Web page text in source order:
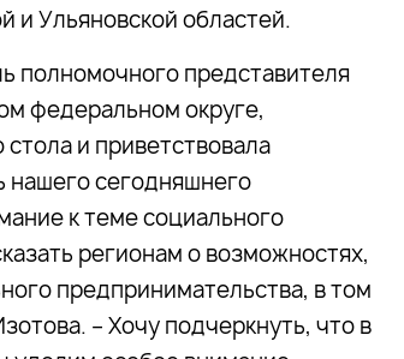
и Ульяновской областей.
полномочного представителя
федеральном округе,
и приветствовала
нашего сегодняшнего
к теме социального
регионам о возможностях,
предпринимательства, в том
– Хочу подчеркнуть, что в